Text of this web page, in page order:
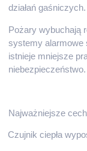
działań gaśniczych.
Pożary wybuchają
systemy alarmowe
istnieje mniejsze
niebezpieczeństwo.
Najważniejsze
Czujnik ciepła